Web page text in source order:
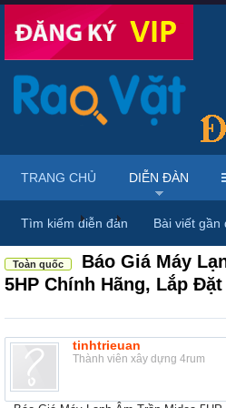
Diễn đàn ... Mua bán & sửa
Toàn quốc
Báo Giá Máy
5HP Chính Hãng, Lắp
tinhtrieuan
Thành viên xây dựng 4rum
TRANG CHỦ DIỄN ĐÀN
Tìm kiếm diễn đàn Bài viết gần